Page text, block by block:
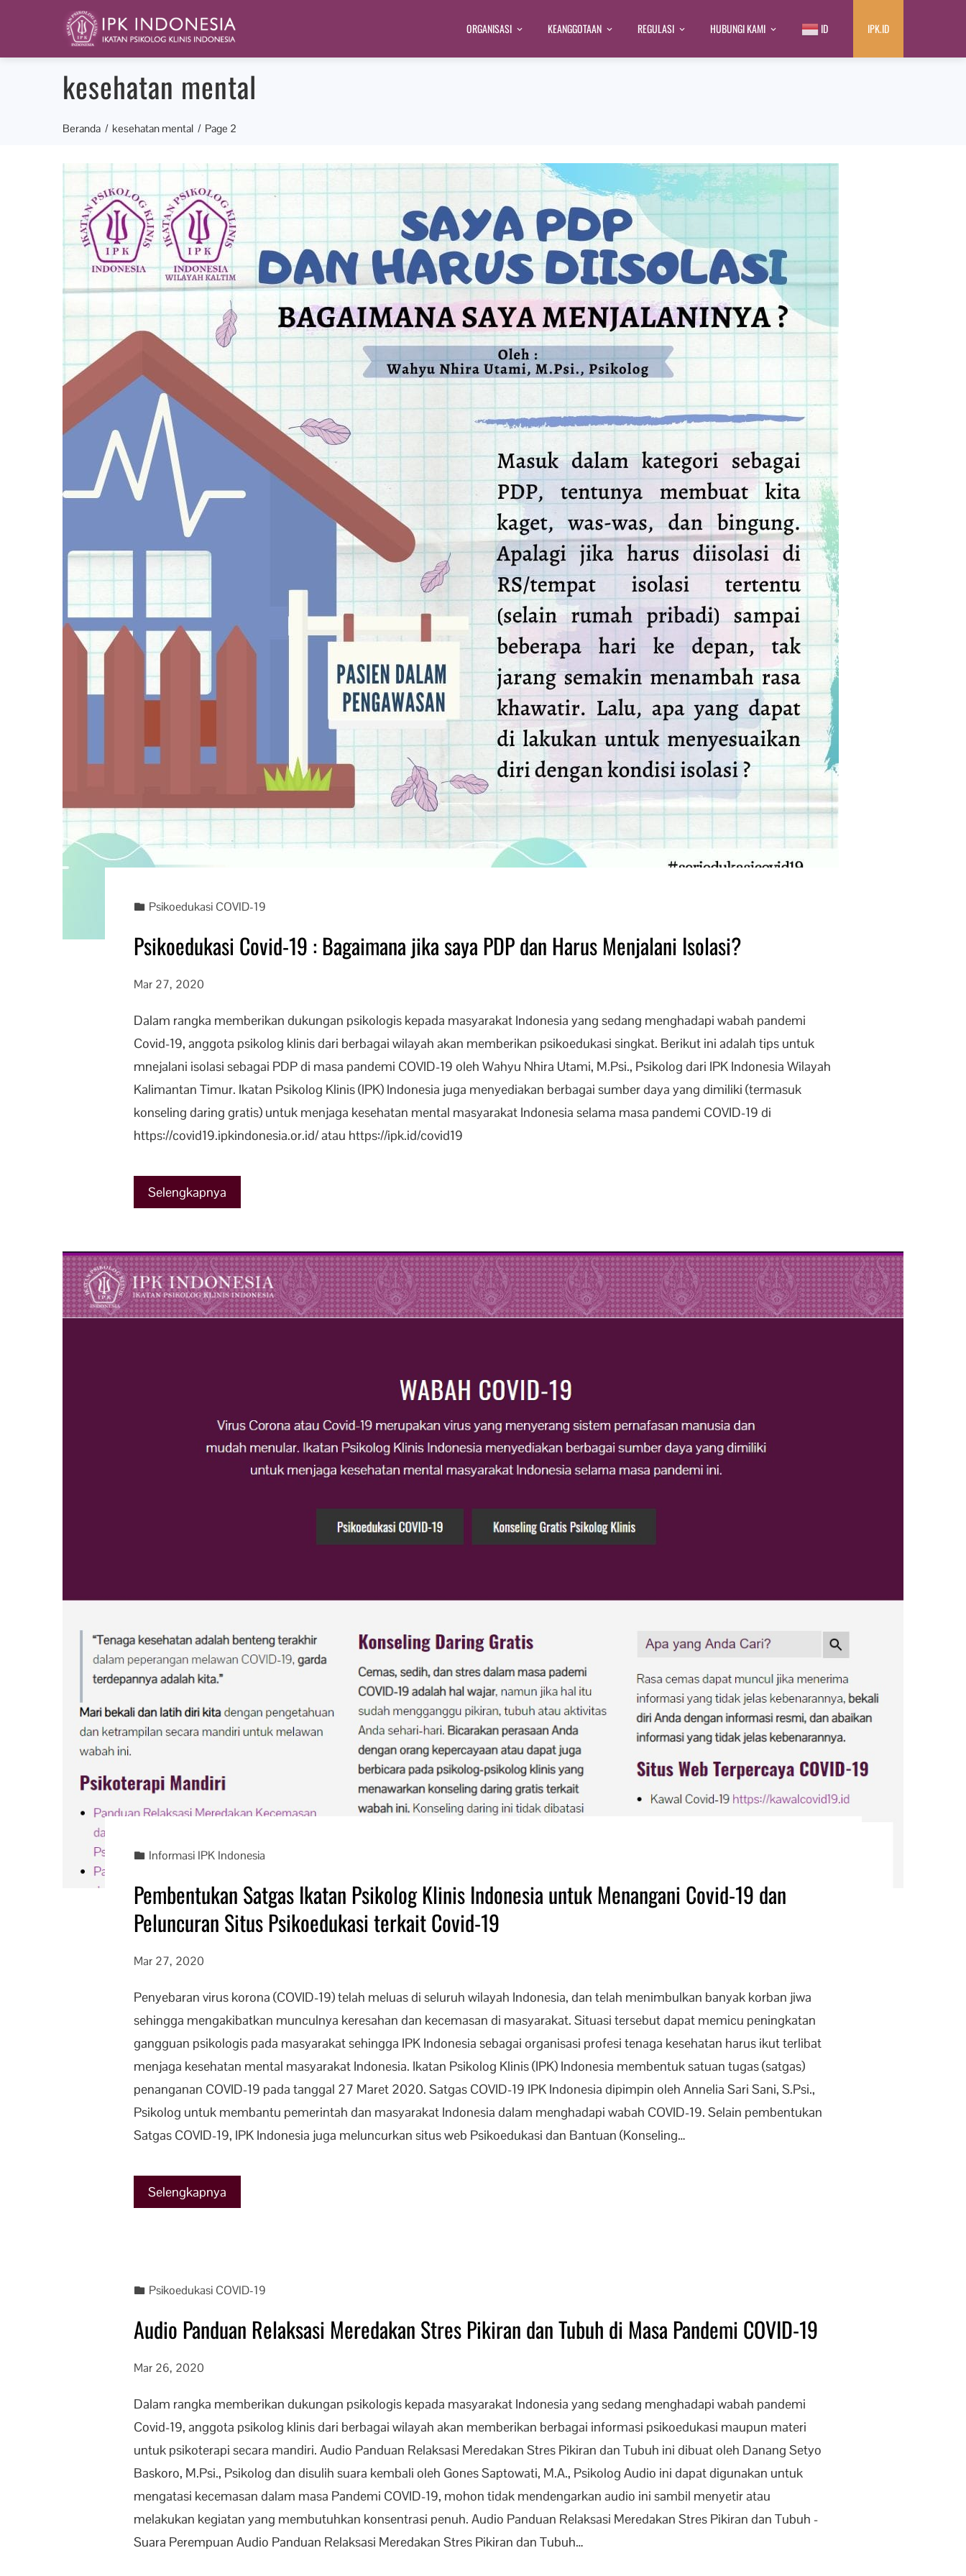
ORGANISASI KEANGGOTAAN REGULASI HUBUNGI KAMI ID IPK.ID
kesehatan mental
Beranda kesehatan mental Page 2
Psikoedukasi COVID-19
Psikoedukasi Covid-19 : Bagaimana jika saya PDP dan Harus Menjalani Isolasi?
Mar 27, 2020
Dalam rangka memberikan dukungan psikologis kepada masyarakat Indonesia yang sedang menghadapi wabah pandemi
Covid-19, anggota psikolog klinis dari berbagai wilayah akan memberikan psikoedukasi singkat. Berikut ini adalah tips untuk
mnejalani isolasi sebagai PDP di masa pandemi COVID-19 oleh Wahyu Nhira Utami, M.Psi., Psikolog dari IPK Indonesia Wilayah
Kalimantan Timur. Ikatan Psikolog Klinis (IPK) Indonesia juga menyediakan berbagai sumber daya yang dimiliki (termasuk
konseling daring gratis) untuk menjaga kesehatan mental masyarakat Indonesia selama masa pandemi COVID-19 di
https://covid19.ipkindonesia.or.id/ atau https://ipk.id/covid19
Selengkapnya
Informasi IPK Indonesia
Pembentukan Satgas Ikatan Psikolog Klinis Indonesia untuk Menangani Covid-19 dan
Peluncuran Situs Psikoedukasi terkait Covid-19
Mar 27, 2020
Penyebaran virus korona (COVID-19) telah meluas di seluruh wilayah Indonesia, dan telah menimbulkan banyak korban jiwa
sehingga mengakibatkan munculnya keresahan dan kecemasan di masyarakat. Situasi tersebut dapat memicu peningkatan
gangguan psikologis pada masyarakat sehingga IPK Indonesia sebagai organisasi profesi tenaga kesehatan harus ikut terlibat
menjaga kesehatan mental masyarakat Indonesia. Ikatan Psikolog Klinis (IPK) Indonesia membentuk satuan tugas (satgas)
penanganan COVID-19 pada tanggal 27 Maret 2020. Satgas COVID-19 IPK Indonesia dipimpin oleh Annelia Sari Sani, S.Psi.,
Psikolog untuk membantu pemerintah dan masyarakat Indonesia dalam menghadapi wabah COVID-19. Selain pembentukan
Satgas COVID-19, IPK Indonesia juga meluncurkan situs web Psikoedukasi dan Bantuan (Konseling…
Selengkapnya
Psikoedukasi COVID-19
Audio Panduan Relaksasi Meredakan Stres Pikiran dan Tubuh di Masa Pandemi COVID-19
Mar 26, 2020
Dalam rangka memberikan dukungan psikologis kepada masyarakat Indonesia yang sedang menghadapi wabah pandemi
Covid-19, anggota psikolog klinis dari berbagai wilayah akan memberikan berbagai informasi psikoedukasi maupun materi
untuk psikoterapi secara mandiri. Audio Panduan Relaksasi Meredakan Stres Pikiran dan Tubuh ini dibuat oleh Danang Setyo
Baskoro, M.Psi., Psikolog dan disulih suara kembali oleh Gones Saptowati, M.A., Psikolog Audio ini dapat digunakan untuk
mengatasi kecemasan dalam masa Pandemi COVID-19, mohon tidak mendengarkan audio ini sambil menyetir atau
melakukan kegiatan yang membutuhkan konsentrasi penuh. Audio Panduan Relaksasi Meredakan Stres Pikiran dan Tubuh -
Suara Perempuan Audio Panduan Relaksasi Meredakan Stres Pikiran dan Tubuh…